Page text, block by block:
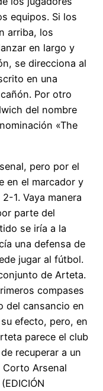
equipos. Si los
arriba, los
en largo y
se direcciona al
en una
Por otro
del nombre
«The
pero por el
en el marcador y
1. Vaya manera
parte del
se iría a la
una defensa de
jugar al fútbol.
de Arteta.
compases
del cansancio en
efecto, pero, en
parece el club
recuperar a un
Arsenal